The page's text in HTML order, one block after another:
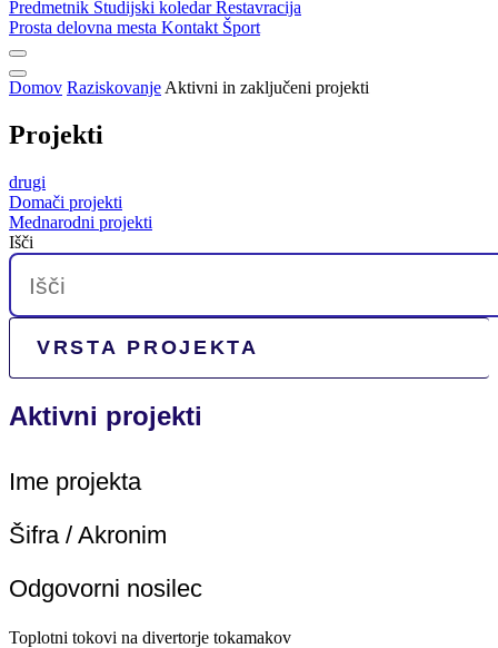
Predmetnik Študijski koledarRestavracija
Prosta delovna mesta Kontakt Šport
Domov Raziskovanje Aktivni in zaključeni projekti
Projekti
drugi
Domači projekti
Mednarodni projekti
Išči
Aktivni projekti
Ime projekta
Šifra / Akronim
Odgovorni nosilec
Toplotni tokovi na divertorje tokamakov